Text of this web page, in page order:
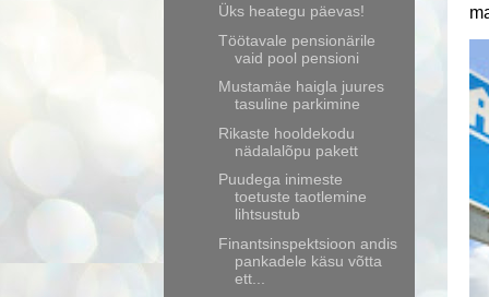
Üks heategu päevas!
Töötavale pensionärile
vaid pool pensioni
Mustamäe haigla juures
tasuline parkimine
Rikaste hooldekodu
nädalalõpu pakett
Puudega inimeste
toetuste taotlemine
lihtsustub
Finantsinspektsioon andis
pankadele käsu võtta
ett...